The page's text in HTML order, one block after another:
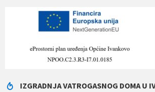
IZGRADNJA VATROGASNOG DOMA U